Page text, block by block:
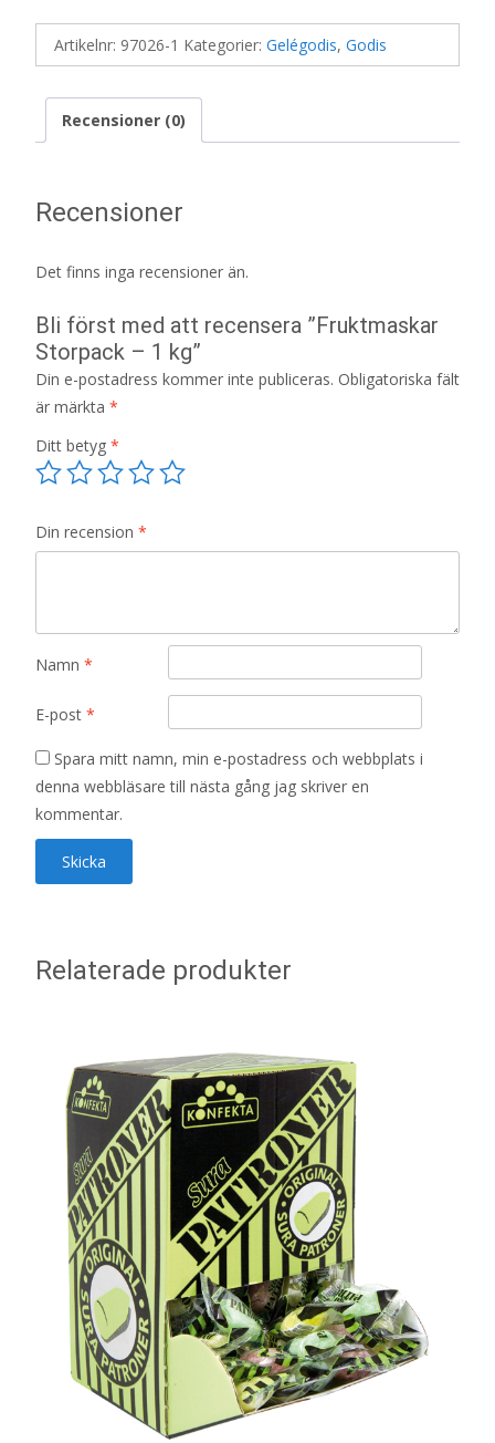
Artikelnr: 97026-1 Kategorier: Gelégodis, Godis
Recensioner (0)
Recensioner
Det finns inga recensioner än.
Bli först med att recensera ”Fruktmaskar
Storpack – 1 kg”
Din e-postadress kommer inte publiceras. Obligatoriska fält
är märkta *
Ditt betyg *
Din recension *
Namn *
E-post *
Spara mitt namn, min e-postadress och webbplats i
denna webbläsare till nästa gång jag skriver en
kommentar.
Relaterade produkter